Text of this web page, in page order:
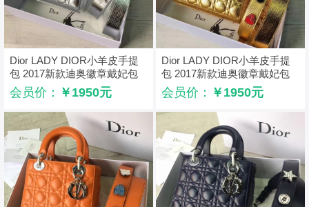
Dior LADY DIOR小羊皮手提
包 2017新款迪奥徽章戴妃包
银色
会员价： ￥1950元
Dior LADY DIOR小羊皮手提
包 2017新款迪奥徽章戴妃包
金色
会员价： ￥1950元